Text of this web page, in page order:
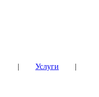
| Услуги |